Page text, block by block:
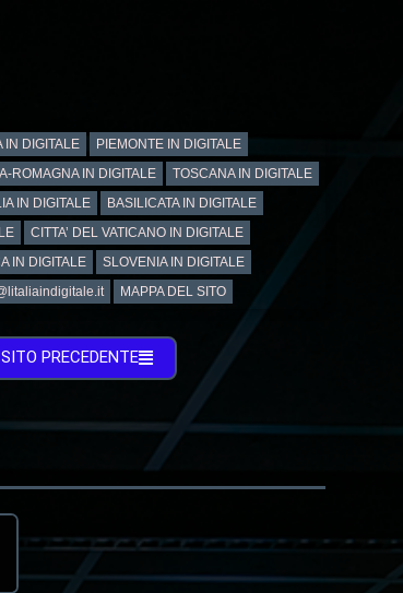
IN DIGITALE
PIEMONTE IN DIGITALE
ROMAGNA IN DIGITALE
TOSCANA IN DIGITALE
IN DIGITALE
BASILICATA IN DIGITALE
CITTA’ DEL VATICANO IN DIGITALE
IN DIGITALE
SLOVENIA IN DIGITALE
MAPPA DEL SITO
PRECEDENTE